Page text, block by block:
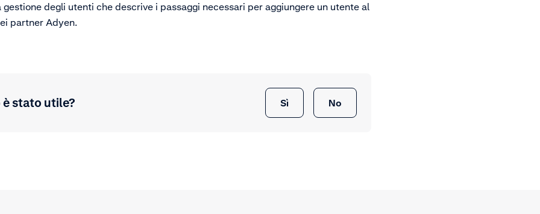
gestione degli utenti che descrive i passaggi necessari per aggiungere un utente al
partner Adyen.
stato utile? Sì No